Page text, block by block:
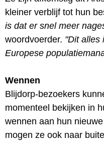
kleiner verblijf tot hun
is dat er snel meer
woordvoerder. "Dit alles
Europese
Wennen
Blijdorp-bezoekers
momenteel bekijken in
wennen aan hun
mogen ze ook naar